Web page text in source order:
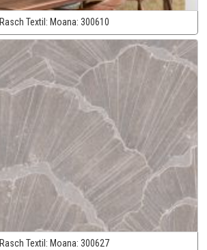
Rasch Textil: Moana: 300610
Rasch Textil: Moana: 300627